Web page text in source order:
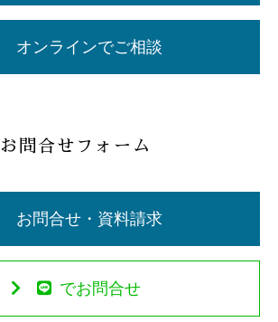
オンラインでご相談
お問合せフォーム
お問合せ・資料請求
でお問合せ